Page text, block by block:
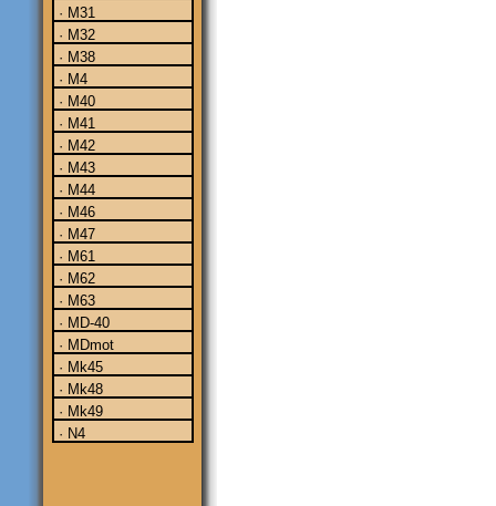
· M31
· M32
· M38
· M4
· M40
· M41
· M42
· M43
· M44
· M46
· M47
· M61
· M62
· M63
· MD-40
· MDmot
· Mk45
· Mk48
· Mk49
· N4